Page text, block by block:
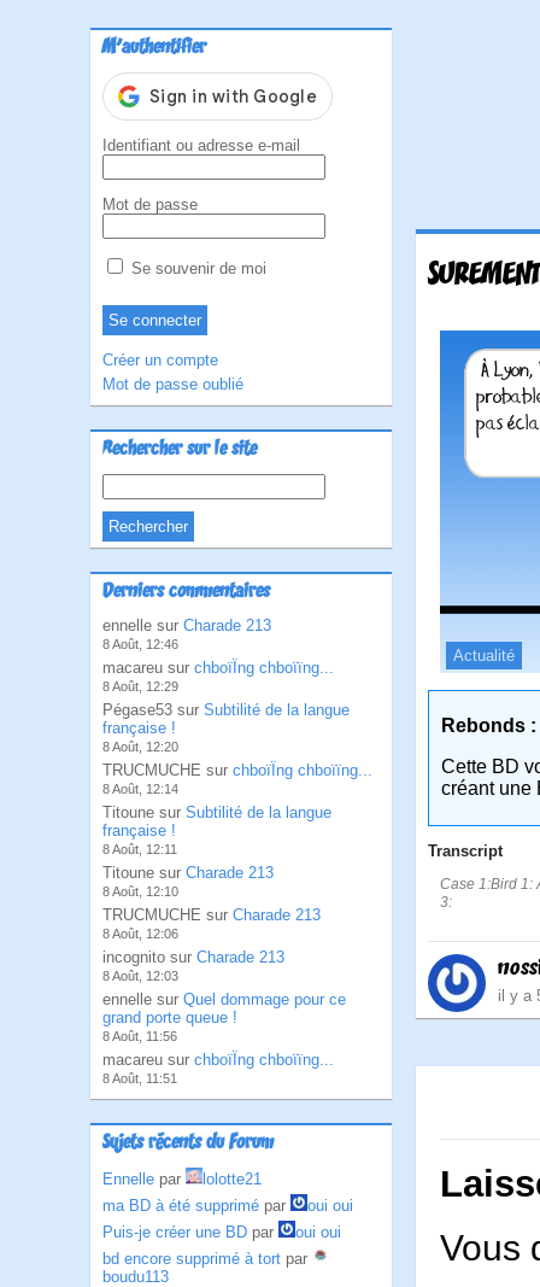
M'authentifier
Identifiant ou adresse e-mail
Mot de passe
Se souvenir de moi
Créer un compte
Mot de passe oublié
Rechercher sur le site
Derniers commentaires
ennelle sur Charade 213
8 Août, 12:46
macareu sur chboïÏng chboïïng...
8 Août, 12:29
Pégase53 sur Subtilité de la langue
française !
8 Août, 12:20
TRUCMUCHE sur chboïÏng chboïïng...
8 Août, 12:14
Titoune sur Subtilité de la langue
française !
8 Août, 12:11
Titoune sur Charade 213
8 Août, 12:10
TRUCMUCHE sur Charade 213
8 Août, 12:06
incognito sur Charade 213
8 Août, 12:03
ennelle sur Quel dommage pour ce
grand porte queue !
8 Août, 11:56
macareu sur chboïÏng chboïïng...
8 Août, 11:51
Sujets récents du Forum
Ennelle par
lolotte21
ma BD à été supprimé par
oui oui
Puis-je créer une BD par
oui oui
bd encore supprimé à tort par
boudu113
Actualité
Rebonds :
Cette BD
créant une
Transcript
Case 1:Bird 1:
3:
il y a
Vous